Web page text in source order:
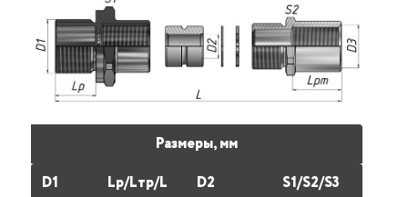
Размеры, мм
D1
Lp/Lтp/L D2
S1/S2/S3